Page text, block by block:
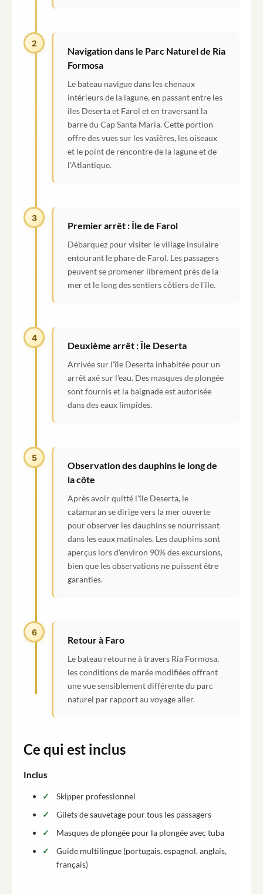
2
Navigation dans le Parc Naturel de Ria
Formosa
Le bateau navigue dans les chenaux
intérieurs de la lagune, en passant entre les
îles Deserta et Farol et en traversant la
barre du Cap Santa Maria. Cette portion
offre des vues sur les vasières, les oiseaux
et le point de rencontre de la lagune et de
l'Atlantique.
3
Premier arrêt : Île de Farol
Débarquez pour visiter le village insulaire
entourant le phare de Farol. Les passagers
peuvent se promener librement près de la
mer et le long des sentiers côtiers de l'île.
4
Deuxième arrêt : Île Deserta
Arrivée sur l'île Deserta inhabitée pour un
arrêt axé sur l'eau. Des masques de plongée
sont fournis et la baignade est autorisée
dans des eaux limpides.
5
Observation des dauphins le long de
la côte
Après avoir quitté l'île Deserta, le
catamaran se dirige vers la mer ouverte
pour observer les dauphins se nourrissant
dans les eaux matinales. Les dauphins sont
aperçus lors d'environ 90% des excursions,
bien que les observations ne puissent être
garanties.
6
Retour à Faro
Le bateau retourne à travers Ria Formosa,
les conditions de marée modifiées offrant
une vue sensiblement différente du parc
naturel par rapport au voyage aller.
Ce qui est inclus
Inclus
Skipper professionnel
Gilets de sauvetage pour tous les passagers
Masques de plongée pour la plongée avec tuba
Guide multilingue (portugais, espagnol, anglais,
français)